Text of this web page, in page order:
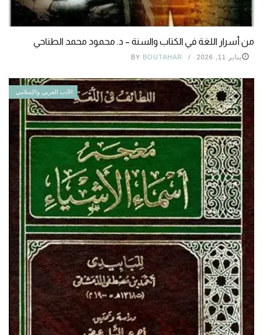
من أسرار اللغة في الكتاب والسنة – د. محمود محمد الطناحي
يناير 11, 2026 BY BOUTAHAR
الأدب العربي والإسلامي